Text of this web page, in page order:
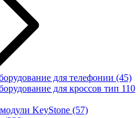
для телефонии (45)
для кроссов тип 110
KeyStone (57)